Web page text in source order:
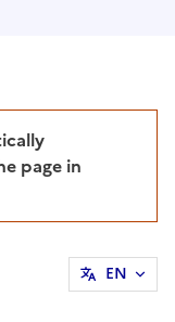
page in
EN